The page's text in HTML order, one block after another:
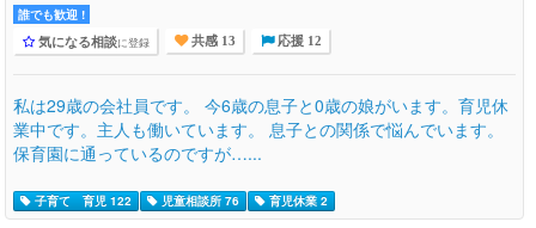
誰でも歓迎 !
気になる相談に登録 共感 13 応援 12
私は29歳の会社員です。 今6歳の息子と0歳の娘がいます。育児休
業中です。主人も働いています。 息子との関係で悩んでいます。
保育園に通っているのですが…...
子育て 育児 122 児童相談所 76 育児休業 2